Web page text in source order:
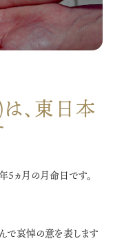
、東日本
5ヵ月の月命日です。
で哀悼の意を表します